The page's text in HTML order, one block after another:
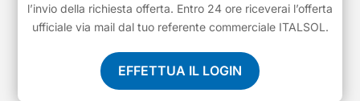
l’invio della richiesta offerta. Entro 24 ore riceverai l’offerta
ufficiale via mail dal tuo referente commerciale ITALSOL.
EFFETTUA IL LOGIN